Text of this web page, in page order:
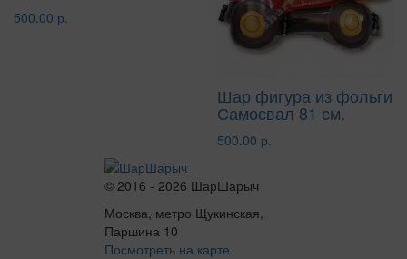
500.00 р.
Шар фигура из фольги
Самосвал 81 см.
500.00 р.
© 2016 - 2026 ШарШарыч
Москва, метро Щукинская,
Паршина 10
Посмотреть на карте